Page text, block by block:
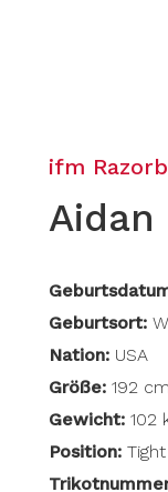
ifm
Aidan
Geburtsort:
Nation:USA
Größe:192 cm
Gewicht:102
Position:Tight